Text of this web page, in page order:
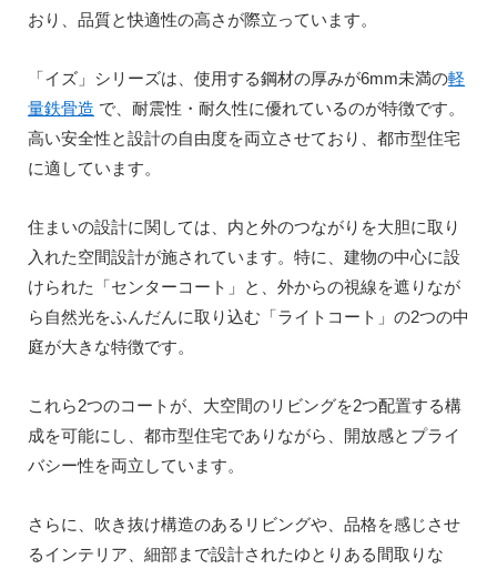
おり、品質と快適性の高さが際立っています。
「イズ」シリーズは、使用する鋼材の厚みが6mm未満の軽
量鉄骨造 で、耐震性・耐久性に優れているのが特徴です。
高い安全性と設計の自由度を両立させており、都市型住宅
に適しています。
住まいの設計に関しては、内と外のつながりを大胆に取り
入れた空間設計が施されています。特に、建物の中心に設
けられた「センターコート」と、外からの視線を遮りなが
ら自然光をふんだんに取り込む「ライトコート」の2つの中
庭が大きな特徴です。
これら2つのコートが、大空間のリビングを2つ配置する構
成を可能にし、都市型住宅でありながら、開放感とプライ
バシー性を両立しています。
さらに、吹き抜け構造のあるリビングや、品格を感じさせ
るインテリア、細部まで設計されたゆとりある間取りな